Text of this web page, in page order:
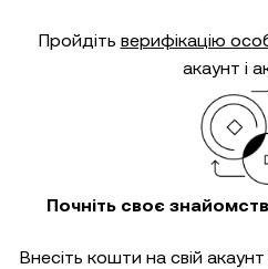
Пройдіть верифікацію
акаунт і
Почніть своє
Внесіть кошти на свій